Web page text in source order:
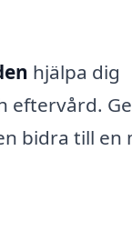
hjälpa dig
eftervård.
bidra till en